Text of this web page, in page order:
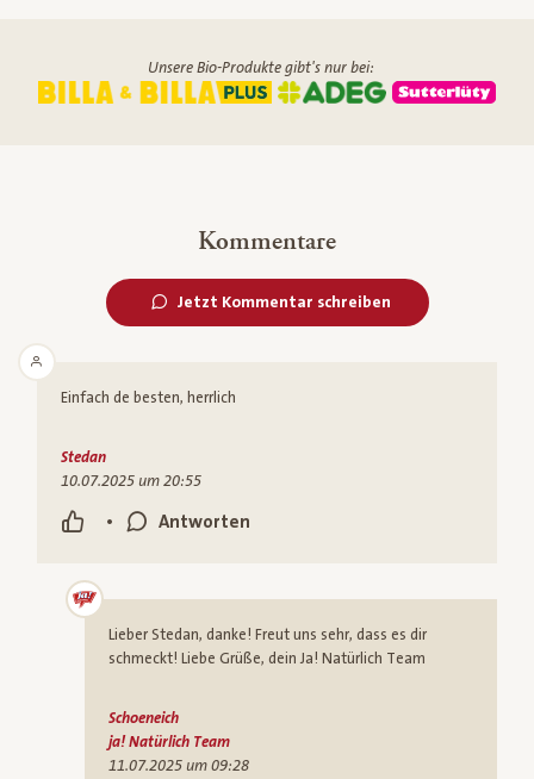
Unsere Bio-Produkte gibt's nur bei:
Kommentare
Jetzt Kommentar schreiben
Einfach de besten, herrlich
• Antworten
Stedan
10.07.2025 um 20:55
Lieber Stedan, danke! Freut uns sehr, dass es dir
schmeckt! Liebe Grüße, dein Ja! Natürlich Team
Schoeneich
ja! Natürlich Team
11.07.2025 um 09:28